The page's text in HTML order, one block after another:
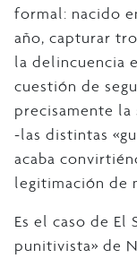
formal: nacido
año, capturar
la delincuencia
cuestión de
precisamente la
-las distintas
acaba
legitimación de
Es el caso de
punitivista» de